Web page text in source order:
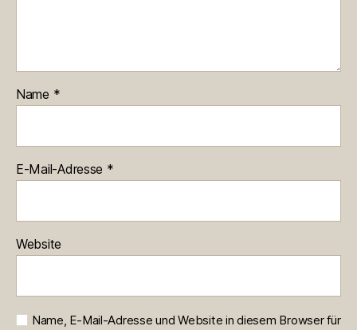
Name *
E-Mail-Adresse *
Website
Name, E-Mail-Adresse und Website in diesem Browser für